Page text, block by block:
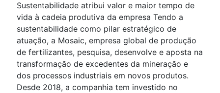
Sustentabilidade atribui valor e maior tempo de
vida à cadeia produtiva da empresa Tendo a
sustentabilidade como pilar estratégico de
atuação, a Mosaic, empresa global de produção
de fertilizantes, pesquisa, desenvolve e aposta na
transformação de excedentes da mineração e
dos processos industriais em novos produtos.
Desde 2018, a companhia tem investido no